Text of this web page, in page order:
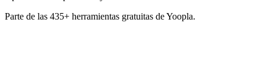
Parte de las 435+ herramientas gratuitas de Yoopla.